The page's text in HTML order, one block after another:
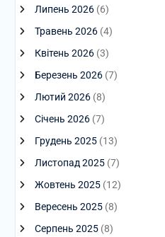
Липень 2026(6)
Травень 2026(4)
Квітень 2026(3)
Березень 2026(7)
Лютий 2026(8)
Січень 2026(7)
Грудень 2025(13)
Листопад 2025(7)
Жовтень 2025(12)
Вересень 2025(8)
Серпень 2025(8)